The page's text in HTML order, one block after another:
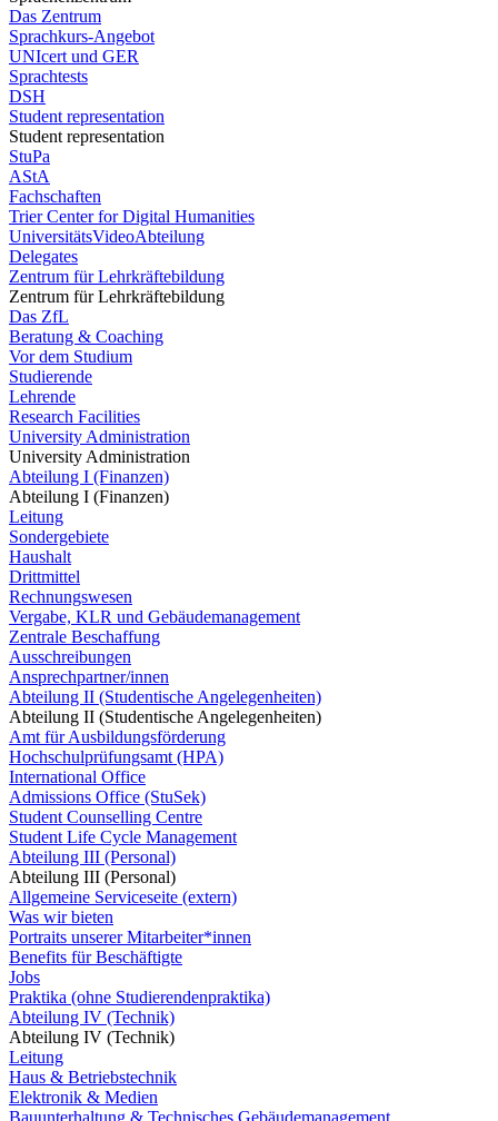
Das Zentrum
Sprachkurs-Angebot
UNIcert und GER
Sprachtests
DSH
Student representation
Student representation
StuPa
AStA
Fachschaften
Trier Center for Digital Humanities
UniversitätsVideoAbteilung
Delegates
Zentrum für Lehrkräftebildung
Zentrum für Lehrkräftebildung
Das ZfL
Beratung & Coaching
Vor dem Studium
Studierende
Lehrende
Research Facilities
University Administration
University Administration
Abteilung I (Finanzen)
Abteilung I (Finanzen)
Leitung
Sondergebiete
Haushalt
Drittmittel
Rechnungswesen
Vergabe, KLR und Gebäudemanagement
Zentrale Beschaffung
Ausschreibungen
Ansprechpartner/innen
Abteilung II (Studentische Angelegenheiten)
Abteilung II (Studentische Angelegenheiten)
Amt für Ausbildungsförderung
Hochschulprüfungsamt (HPA)
International Office
Admissions Office (StuSek)
Student Counselling Centre
Student Life Cycle Management
Abteilung III (Personal)
Abteilung III (Personal)
Allgemeine Serviceseite (extern)
Was wir bieten
Portraits unserer Mitarbeiter*innen
Benefits für Beschäftigte
Jobs
Praktika (ohne Studierendenpraktika)
Abteilung IV (Technik)
Abteilung IV (Technik)
Leitung
Haus & Betriebstechnik
Elektronik & Medien
Bauunterhaltung & Technisches Gebäudemanagement